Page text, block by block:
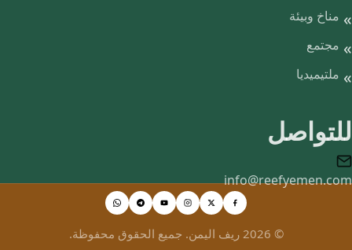
مناخ وبيئة
مجتمع
ملتيميديا
للتواصل
info@reefyemen.com
© 2026 ريف اليمن. جميع الحقوق محفوظة.